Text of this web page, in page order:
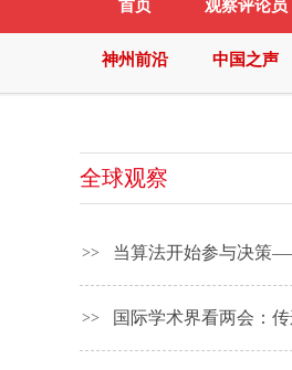
首页 观察评论员
神州前沿 中国之声
全球观察
>> 当算法开始参与决策
>> 国际学术界看两会：